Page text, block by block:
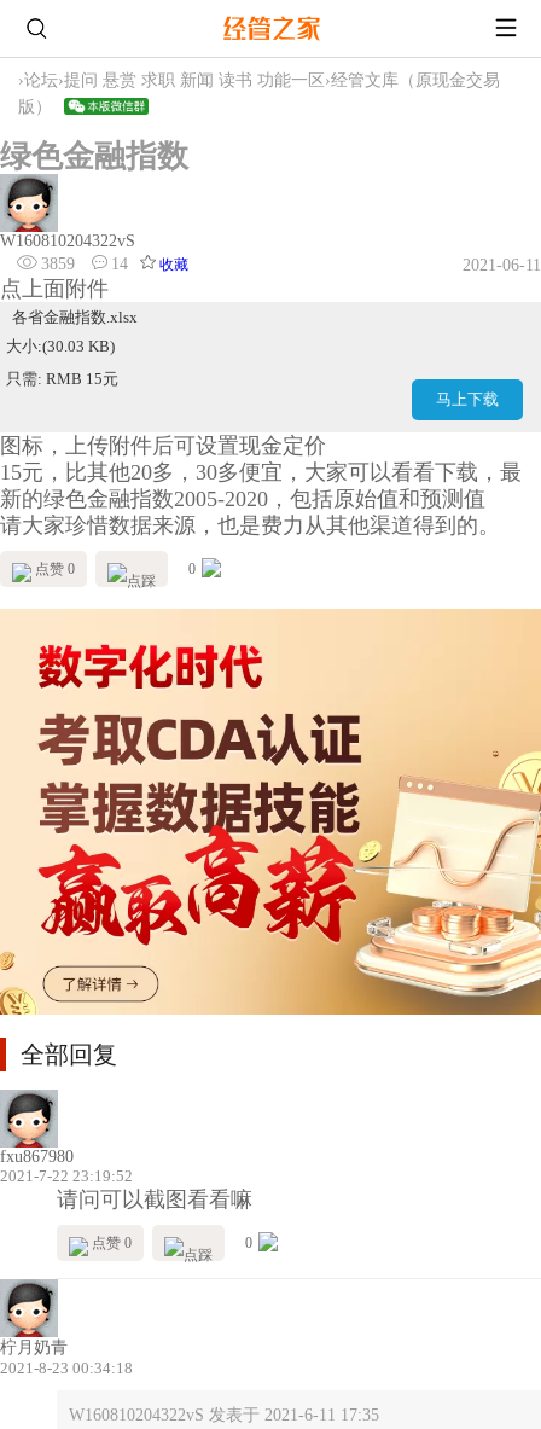
›论坛›提问 悬赏 求职 新闻 读书 功能一区 ›经管文库（原现金交易
版）
绿色金融指数
W160810204322vS
3859
14 收藏 2021-06-11
点上面附件
各省金融指数.xlsx
大小:(30.03 KB)
只需: RMB 15元
马上下载
图标，上传附件后可设置现金定价
15元，比其他20多，30多便宜，大家可以看看下载，最
新的绿色金融指数2005-2020，包括原始值和预测值
请大家珍惜数据来源，也是费力从其他渠道得到的。
点赞 0 0
全部回复
fxu867980
2021-7-22 23:19:52
请问可以截图看看嘛
点赞 0 0
柠月奶青
2021-8-23 00:34:18
W160810204322vS 发表于 2021-6-11 17:35